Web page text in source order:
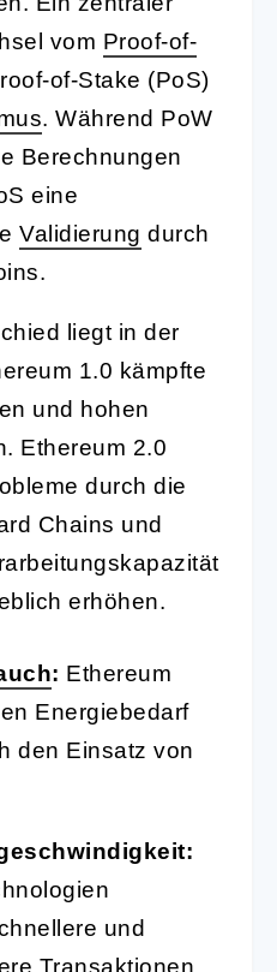
vom Proof-of-
of-Stake (PoS)
. Während PoW
Berechnungen
eine
Validierung durch
liegt in der
1.0 kämpfte
und hohen
Ethereum 2.0
durch die
Chains und
erhöhen.
: Ethereum
Energiebedarf
den Einsatz von
und
Transaktionen.